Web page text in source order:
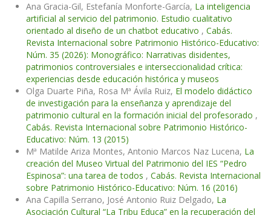
Ana Gracia-Gil, Estefanía Monforte-García, La inteligencia
artificial al servicio del patrimonio. Estudio cualitativo
orientado al diseño de un chatbot educativo , Cabás.
Revista Internacional sobre Patrimonio Histórico-Educativo:
Núm. 35 (2026): Monográfico: Narrativas disidentes,
patrimonios controversiales e interseccionalidad crítica:
experiencias desde educación histórica y museos
Olga Duarte Piña, Rosa Mª Ávila Ruiz, El modelo didáctico
de investigación para la enseñanza y aprendizaje del
patrimonio cultural en la formación inicial del profesorado ,
Cabás. Revista Internacional sobre Patrimonio Histórico-
Educativo: Núm. 13 (2015)
Mª Matilde Ariza Montes, Antonio Marcos Naz Lucena, La
creación del Museo Virtual del Patrimonio del IES “Pedro
Espinosa”: una tarea de todos , Cabás. Revista Internacional
sobre Patrimonio Histórico-Educativo: Núm. 16 (2016)
Ana Capilla Serrano, José Antonio Ruiz Delgado, La
Asociación Cultural “La Tribu Educa” en la recuperación del